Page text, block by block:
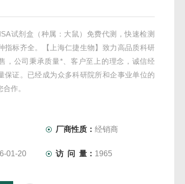
试剂盒（种属：大鼠）免费代测，快速检测
指标齐全。【上海仁捷生物】致力高品质科研
，公司秉承质量*、客户至上的理念，诚信经
保证。已经成为众多科研院所和企事业单位的
作。
厂商性质：经销商
01-20 访 问 量： 1965